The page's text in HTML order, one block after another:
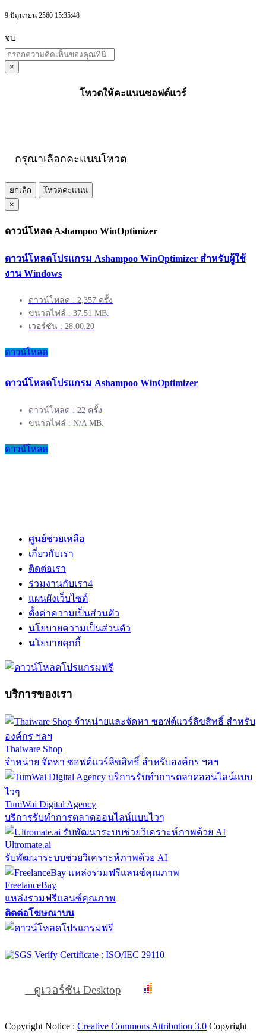
9 มิถุนายน 2560 15:35:48
จบ
×
โหวตให้คะแนนซอฟต์แวร์
กรุณาเลือกคะแนนโหวต
ยกเลิก
โหวตคะแนน
×
ดาวน์โหลด Ashampoo WinOptimizer
ดาวน์โหลดโปรแกรม Ashampoo WinOptimizer สำหรับผู้ใช้
งาน Windows
ดาวน์โหลด : 2,357 ครั้ง
ขนาดไฟล์ : 37.51 MB.
เวอร์ชัน : 28.00.20
ดาวน์โหลด
ดาวน์โหลดโปรแกรม Ashampoo WinOptimizer
ดาวน์โหลด : 22 ครั้ง
ขนาดไฟล์ : N/A MB.
ดาวน์โหลด
ศูนย์ช่วยเหลือ
เกี่ยวกับเรา
ติดต่อเรา
ร่วมงานกับเรา4
แผนผังเว็บไซต์
ตั้งค่าความเป็นส่วนตัว
นโยบายความเป็นส่วนตัว
นโยบายคุกกี้
บริการของเรา
Thaiware Shop
จำหน่าย จัดหา ซอฟต์แวร์ลิขสิทธิ์ สำหรับองค์กร ฯลฯ
TumWai Digital Agency
บริการรับทำการตลาดออนไลน์แบบไวๆ
Ultromate.ai
รับพัฒนาระบบช่วยวิเคราะห์ภาพด้วย AI
FreelanceBay
แหล่งรวมฟรีแลนซ์คุณภาพ
ติดต่อโฆษณาบน
ดูเวอร์ชัน Desktop
Copyright Notice : Creative Commons Attribution 3.0 Copyright